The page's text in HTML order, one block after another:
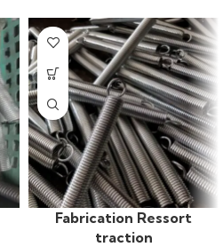
Fabrication Ressort
traction